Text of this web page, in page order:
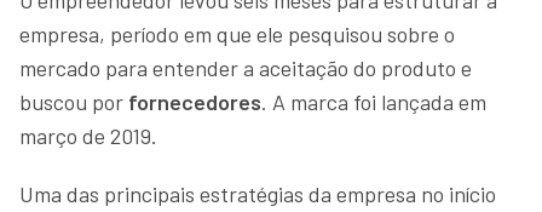
empresa, período em que ele pesquisou sobre o
mercado para entender a aceitação do produto e
buscou por fornecedores. A marca foi lançada em
março de 2019.
Uma das principais estratégias da empresa no início